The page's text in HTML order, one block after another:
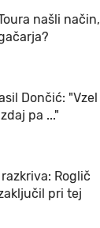
našli način,
Dončić: "Vzel
pa ..."
Roglič
pri tej